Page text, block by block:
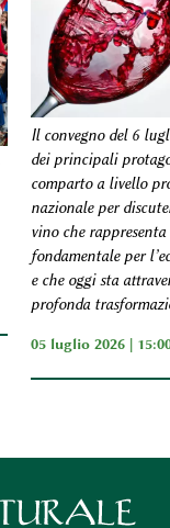
Il convegno del 6
dei principali
comparto a livello
nazionale per
vino che rappresenta
fondamentale per
e che oggi sta
profonda
05 luglio 2026 |